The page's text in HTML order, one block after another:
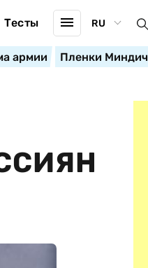
Тесты RU
армии Пленки